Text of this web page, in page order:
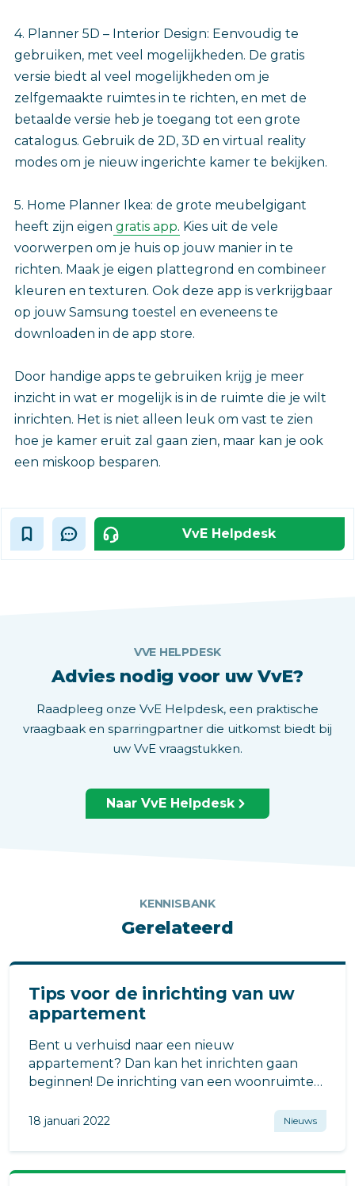
4. Planner 5D – Interior Design: Eenvoudig te
gebruiken, met veel mogelijkheden. De gratis
versie biedt al veel mogelijkheden om je
zelfgemaakte ruimtes in te richten, en met de
betaalde versie heb je toegang tot een grote
catalogus. Gebruik de 2D, 3D en virtual reality
modes om je nieuw ingerichte kamer te bekijken.
5. Home Planner Ikea: de grote meubelgigant
heeft zijn eigen gratis app. Kies uit de vele
voorwerpen om je huis op jouw manier in te
richten. Maak je eigen plattegrond en combineer
kleuren en texturen. Ook deze app is verkrijgbaar
op jouw Samsung toestel en eveneens te
downloaden in de app store.
Door handige apps te gebruiken krijg je meer
inzicht in wat er mogelijk is in de ruimte die je wilt
inrichten. Het is niet alleen leuk om vast te zien
hoe je kamer eruit zal gaan zien, maar kan je ook
een miskoop besparen.
VvE Helpdesk
VVE HELPDESK
Advies nodig voor uw VvE?
Raadpleeg onze VvE Helpdesk, een praktische
vraagbaak en sparringpartner die uitkomst biedt bij
uw VvE vraagstukken.
Naar VvE Helpdesk
KENNISBANK
Gerelateerd
Tips voor de inrichting van uw
appartement
Bent u verhuisd naar een nieuw
appartement? Dan kan het inrichten gaan
beginnen! De inrichting van een woonruimte
18 januari 2022 Nieuws